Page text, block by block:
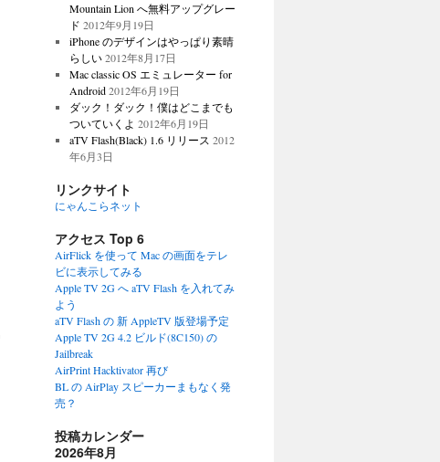
Mountain Lion へ無料アップグレー
ド 2012年9月19日
iPhone のデザインはやっぱり素晴
らしい 2012年8月17日
Mac classic OS エミュレーター for
Android 2012年6月19日
ダック！ダック！僕はどこまでも
ついていくよ 2012年6月19日
aTV Flash(Black) 1.6 リリース 2012
年6月3日
リンクサイト
にゃんこらネット
アクセス Top 6
AirFlick を使って Mac の画面をテレ
ビに表示してみる
Apple TV 2G へ aTV Flash を入れてみ
よう
aTV Flash の 新 AppleTV 版登場予定
Apple TV 2G 4.2 ビルド(8C150) の
Jailbreak
AirPrint Hacktivator 再び
BL の AirPlay スピーカーまもなく発
売？
投稿カレンダー
2026年8月